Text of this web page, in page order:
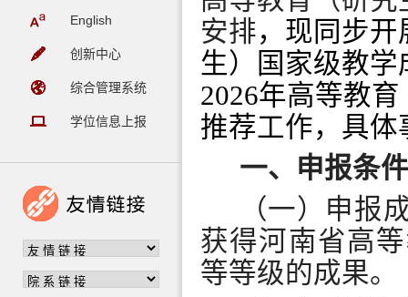
English
创新中心
综合管理系统
学位信息上报
安排，现同步
生）国家级教
2026年高等教
推荐工作，具
一、申报条件
（一）申报
获得河南省高
等等级的成果。